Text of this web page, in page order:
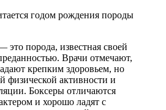
годом рождения породы
порода, известная своей
Врачи отмечают,
крепким здоровьем, но
физической активности и
Боксеры отличаются
и хорошо ладят с